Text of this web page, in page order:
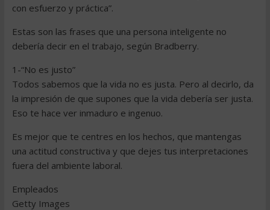
con esfuerzo y práctica”.
Estas son las frases que una persona inteligente no
debería decir en el trabajo, según Bradberry.
1-“No es justo”
Todos sabemos que la vida no es justa. Pero al decirlo, da
la impresión de que supones que la vida debería ser justa.
Eso te hace ver inmaduro e ingenuo.
Es mejor que te centres en los hechos, que mantengas
una actitud constructiva y que dejes tus interpretaciones
fuera del ambiente laboral.
Empleados
Getty Images